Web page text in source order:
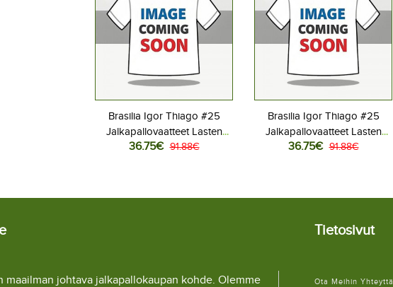
Brasilia Igor Thiago #25
Jalkapallovaatteet Lasten
Kotipeliasu MM-kisat 2026
36.75€ 91.88€
Brasilia Igor Thiago #25
Jalkapallovaatteet Lasten
Vieraspeliasu MM-kisat 2026
36.75€ 91.88€
maailman johtava jalkapallokaupan kohde. Olemme
Tietosivut
Ota Meihin Yhteyttä